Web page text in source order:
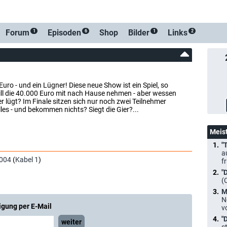
Forum 1 Episoden 6 Shop Bilder 1 Links 2
- und ein Lügner! Diese neue Show ist ein Spiel, so
die 40.000 Euro mit nach Hause nehmen - aber wessen
lügt? Im Finale sitzen sich nur noch zwei Teilnehmer
- und bekommen nichts? Siegt die Gier?...
(Kabel 1)
per E-Mail
weiter